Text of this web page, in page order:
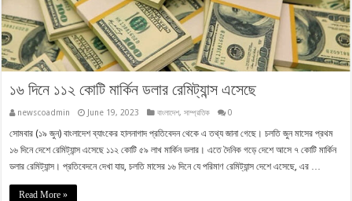
১৬ দিনে ১১২ কোটি মার্কিন ডলার রেমিট্যান্স এসেছে
newscoadmin June 19, 2023 বাংলাদেশ,সাম্প্রতিক 0
সোমবার (১৯ জুন) বাংলাদেশ ব্যাংকের হালনাগাদ প্রতিবেদন থেকে এ তথ্য জানা গেছে। চলতি জুন মাসের প্রথম
১৬ দিনে দেশে রেমিট্যান্স এসেছে ১১২ কোটি ৫৯ লাখ মার্কিন ডলার। এতে দৈনিক গড়ে দেশে আসে ৭ কোটি মার্কিন
ডলার রেমিট্যান্স। প্রতিবেদনে দেখা যায়, চলতি মাসের ১৬ দিনে যে পরিমাণ রেমিট্যান্স দেশে এসেছে, এর …
Read More »